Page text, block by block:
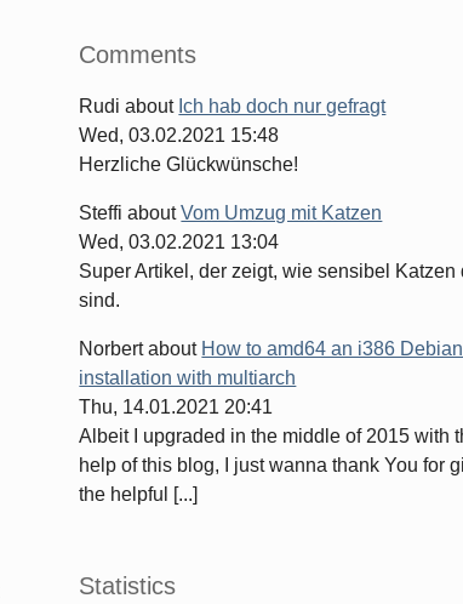
Comments
Rudi about Ich hab doch nur gefragt
Wed, 03.02.2021 15:48
Herzliche Glückwünsche!
Steffi aboutVom Umzug mit Katzen
Wed, 03.02.2021 13:04
Super Artikel, der zeigt, wie sensibel Katzen
sind.
Norbertabout How to amd64 an i386 Debian
installation with multiarch
Thu, 14.01.2021 20:41
Albeit I upgraded in the middle of 2015 with
help of this blog, I just wanna thank You for
the helpful [...]
Statistics